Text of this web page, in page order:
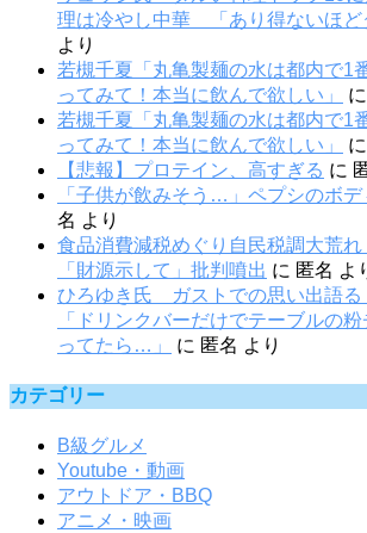
理は冷やし中華 「あり得ないほど
より
若槻千夏「丸亀製麺の水は都内で1
ってみて！本当に飲んで欲しい」
に
若槻千夏「丸亀製麺の水は都内で1
ってみて！本当に飲んで欲しい」
に
【悲報】プロテイン、高すぎる に
「子供が飲みそう…」ペプシのボ
名 より
食品消費減税めぐり自民税調大荒
「財源示して」批判噴出 に 匿名 よ
ひろゆき氏 ガストでの思い出語る
「ドリンクバーだけでテーブルの
ってたら…」
に 匿名 より
カテゴリー
B級グルメ
Youtube・動画
アウトドア・BBQ
アニメ・映画